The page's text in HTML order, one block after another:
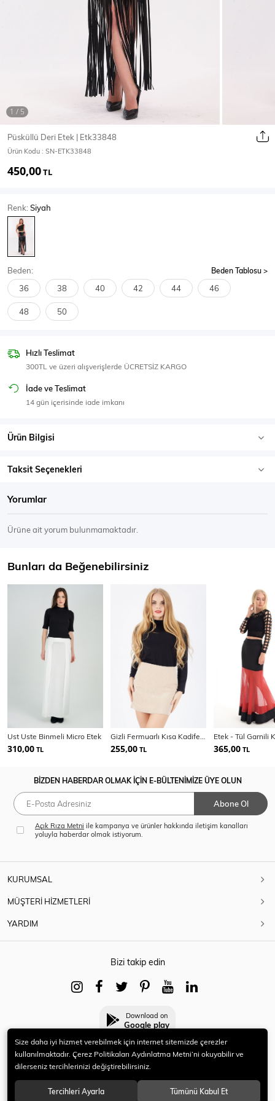
Mont & Kaban
T-Shirt
Body
SPOR GİYİM
Eşofman Üstü
Püsküllü Deri Etek | Etk33848
Ürün Kodu : SN-ETK33848
450,00TL
Renk:Siyah
Beden: Beden Tablosu
36 38 40 42 44 46
48 50
Hızlı Teslimat
300TL ve üzeri alışverişlerde ÜCRETSİZ KARGO
İade ve Teslimat
14 gün içerisinde iade imkanı
Ürün Bilgisi
Taksit Seçenekleri
Yorumlar
Ürüne ait yorum bulunmamaktadır.
Bunları da Beğenebilirsiniz
Ust Uste Binmeli Micro Etek
310,00 TL 255,00 TL 365,00 TL
BİZDEN HABERDAR OLMAK İÇİN E-BÜLTENİMİZE ÜYE OLUN
Abone Ol
Açık Rıza Metni ile kampanya ve ürünler hakkında iletişim kanalları
yoluyla haberdar olmak istiyorum.
KURUMSAL
MÜŞTERİ HİZMETLERİ
YARDIM
Bizi takip edin
Download on
Google play
© 2021 HERYENİ. Tüm hakları saklıdır.
Size daha iyi hizmet verebilmek için internet sitemizde çerezler
kullanılmaktadır. Çerez Politikaları Aydınlatma Metni’ni okuyabilir ve
dilerseniz tercihlerinizi değiştirebilirsiniz.
Tercihleri Ayarla Tümünü Kabul Et